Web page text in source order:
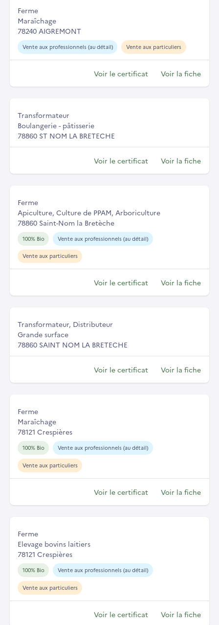
Ferme
Maraîchage
78240 AIGREMONT
Vente aux professionnels (au détail) Vente aux particuliers
Voir le certificat Voir la fiche
Transformateur
Boulangerie - pâtisserie
78860 ST NOM LA BRETECHE
Voir le certificat Voir la fiche
Ferme
Apiculture, Culture de PPAM, Arboriculture
78860 Saint-Nom la Bretèche
100% Bio Vente aux professionnels (au détail)
Vente aux particuliers
Voir le certificat Voir la fiche
Transformateur, Distributeur
Grande surface
78860 SAINT NOM LA BRETECHE
Voir le certificat Voir la fiche
Ferme
Maraîchage
78121 Crespières
100% Bio Vente aux professionnels (au détail)
Vente aux particuliers
Voir le certificat Voir la fiche
Ferme
Elevage bovins laitiers
78121 Crespières
100% Bio Vente aux professionnels (au détail)
Vente aux particuliers
Voir le certificat Voir la fiche